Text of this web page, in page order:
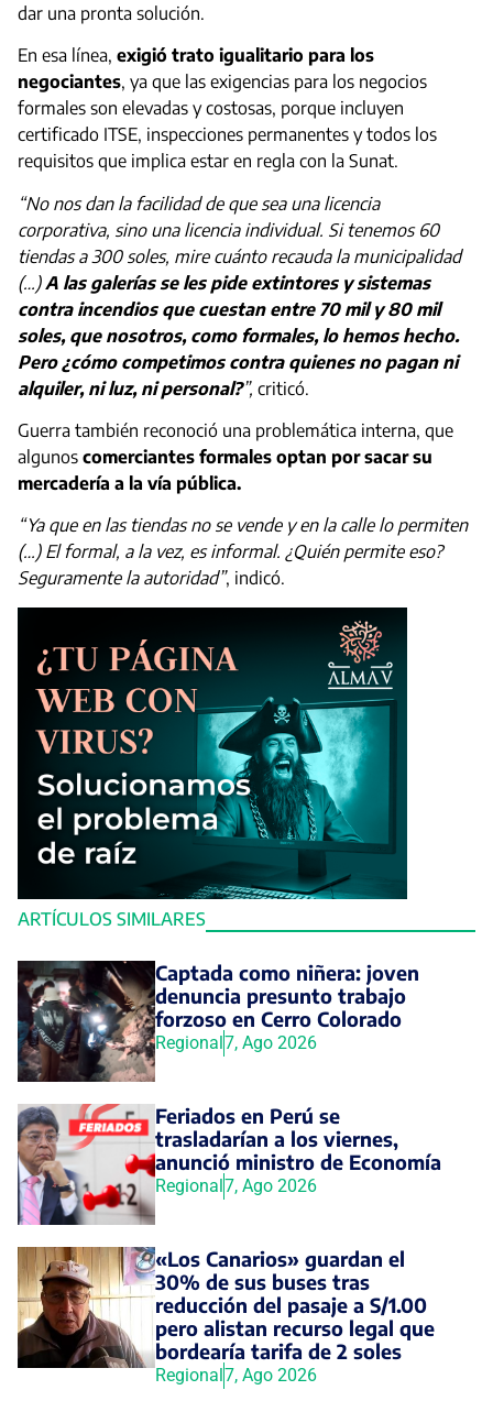
ARTÍCULOS SIMILARES
Captada como niñera: joven
denuncia presunto trabajo
forzoso en Cerro Colorado
Regional7, Ago 2026
Feriados en Perú se
trasladarían a los viernes,
anunció ministro de Economía
Regional7, Ago 2026
«Los Canarios» guardan el
30% de sus buses tras
reducción del pasaje a S/1.00
pero alistan recurso legal que
bordearía tarifa de 2 soles
Regional7, Ago 2026
dar una pronta solución.
En esa línea, exigió trato igualitario para los
negociantes, ya que las exigencias para los negocios
formales son elevadas y costosas, porque incluyen
certificado ITSE, inspecciones permanentes y todos los
requisitos que implica estar en regla con la Sunat.
“No nos dan la facilidad de que sea una licencia
corporativa, sino una licencia individual. Si tenemos 60
tiendas a 300 soles, mire cuánto recauda la municipalidad
(…) A las galerías se les pide extintores y sistemas
contra incendios que cuestan entre 70 mil y 80 mil
soles, que nosotros, como formales, lo hemos hecho.
Pero ¿cómo competimos contra quienes no pagan ni
alquiler, ni luz, ni personal?”, criticó.
Guerra también reconoció una problemática interna, que
algunos comerciantes formales optan por sacar su
mercadería a la vía pública.
“Ya que en las tiendas no se vende y en la calle lo permiten
(…) El formal, a la vez, es informal. ¿Quién permite eso?
Seguramente la autoridad”, indicó.